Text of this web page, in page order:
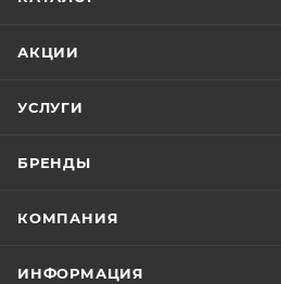
АКЦИИ
УСЛУГИ
БРЕНДЫ
КОМПАНИЯ
ИНФОРМАЦИЯ